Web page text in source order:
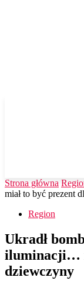
Strona główna
miał to być prezent
Region
Ukradł
iluminacji…
dziewczyny